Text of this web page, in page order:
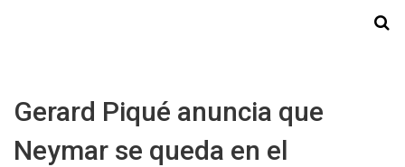
Gerard Piqué anuncia que
Neymar se queda en el